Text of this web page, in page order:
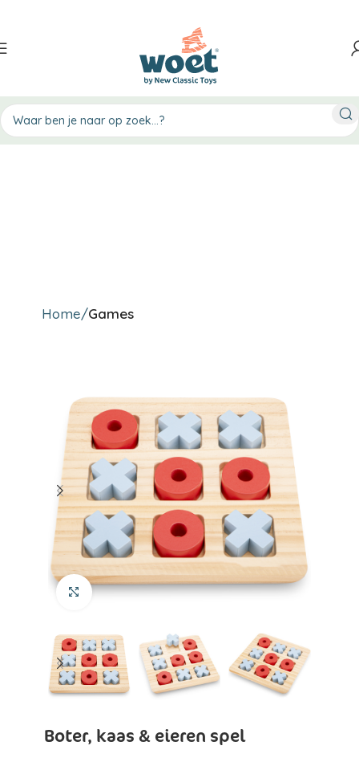
Home Games
Klik om te vergroten
Boter, kaas & eieren spel